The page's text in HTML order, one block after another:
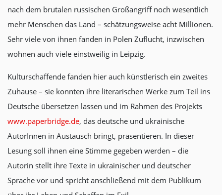
nach dem brutalen russischen Großangriff noch wesentlich
mehr Menschen das Land – schätzungsweise acht Millionen.
Sehr viele von ihnen fanden in Polen Zuflucht, inzwischen
wohnen auch viele einstweilig in Leipzig.
Kulturschaffende fanden hier auch künstlerisch ein zweites
Zuhause – sie konnten ihre literarischen Werke zum Teil ins
Deutsche übersetzen lassen und im Rahmen des Projekts
www.paperbridge.de, das deutsche und ukrainische
AutorInnen in Austausch bringt, präsentieren. In dieser
Lesung soll ihnen eine Stimme gegeben werden – die
Autorin stellt ihre Texte in ukrainischer und deutscher
Sprache vor und spricht anschließend mit dem Publikum